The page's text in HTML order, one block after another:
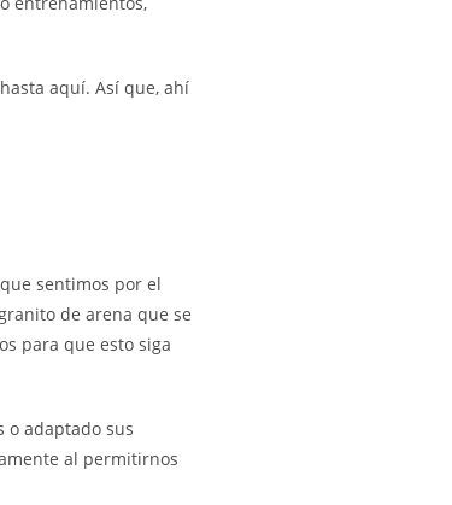
aquí. Así que, ahí
sentimos por el
de arena que se
para que esto siga
o adaptado sus
al permitirnos